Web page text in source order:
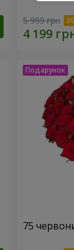
5 999 грн
75